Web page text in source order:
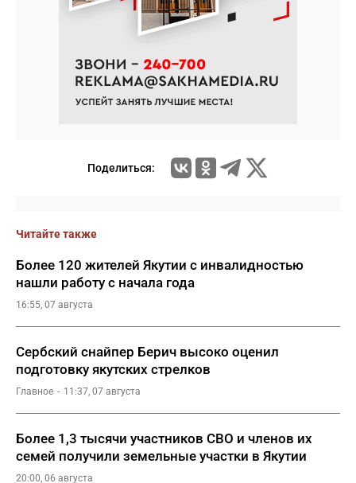
Поделиться:
Читайте также
Более 120 жителей Якутии с инвалидностью
нашли работу с начала года
16:55, 07 августа
Сербский снайпер Берич высоко оценил
подготовку якутских стрелков
Главное 11:37, 07 августа
Более 1,3 тысячи участников СВО и членов их
семей получили земельные участки в Якутии
20:00, 06 августа